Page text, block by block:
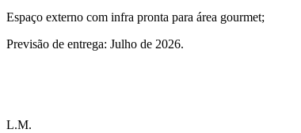
Espaço externo com infra pronta para área gourmet;
Previsão de entrega: Julho de 2026.
L.M.